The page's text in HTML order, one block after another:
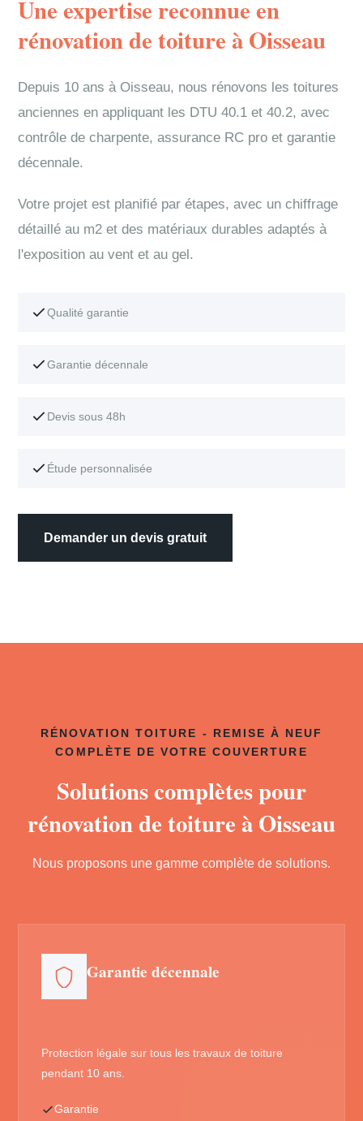
Une expertise reconnue en
rénovation de toiture à Oisseau
Depuis 10 ans à Oisseau, nous rénovons les toitures
anciennes en appliquant les DTU 40.1 et 40.2, avec
contrôle de charpente, assurance RC pro et garantie
décennale.
Votre projet est planifié par étapes, avec un chiffrage
détaillé au m2 et des matériaux durables adaptés à
l'exposition au vent et au gel.
Qualité garantie
Garantie décennale
Devis sous 48h
Étude personnalisée
Demander un devis gratuit
RÉNOVATION TOITURE - REMISE À NEUF
COMPLÈTE DE VOTRE COUVERTURE
Solutions complètes pour
rénovation de toiture à Oisseau
Nous proposons une gamme complète de solutions.
Garantie décennale
Protection légale sur tous les travaux de toiture
pendant 10 ans.
Garantie